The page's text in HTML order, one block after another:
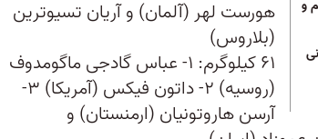
و
هورست لهر (آلمان) و آریان تسیوترین
(بلاروس)
۶۱ کیلوگرم: ۱- عباس گادجی ماگومدوف
(روسیه) ۲- داتون فیکس (آمریکا) ۳-
آرسن هاروتونیان (ارمنستان) و